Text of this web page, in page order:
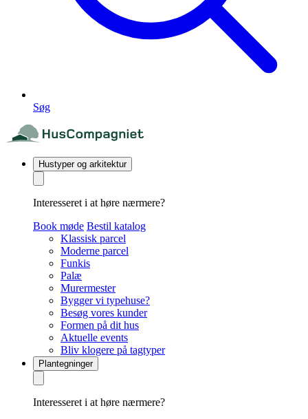
Søg
Hustyper og arkitektur
Interesseret i at høre nærmere?
Book møde Bestil katalog
Klassisk parcel
Moderne parcel
Funkis
Palæ
Murermester
Bygger vi typehuse?
Besøg vores kunder
Formen på dit hus
Aktuelle events
Bliv klogere på tagtyper
Plantegninger
Interesseret i at høre nærmere?